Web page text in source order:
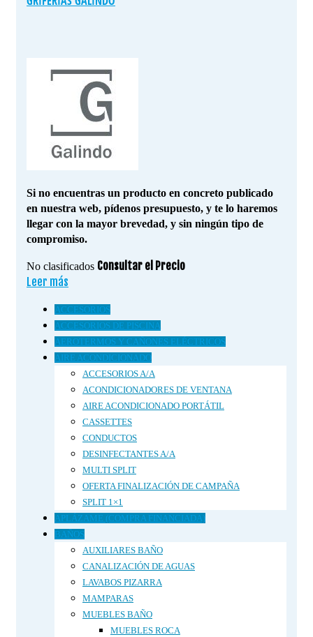
Si no encuentras un producto en concreto publicado
en nuestra web, pídenos presupuesto, y te lo haremos
llegar con la mayor brevedad, y sin ningún tipo de
compromiso.
No clasificados Consultar el Precio
Leer más
ACCESORIOS
ACCESORIOS DE PISCINA
AEROTERMOS Y CAÑONES ELÉCTRICOS
AIRE ACONDICIONADO
ACCESORIOS A/A
ACONDICIONADORES DE VENTANA
AIRE ACONDICIONADO PORTÁTIL
CASSETTES
CONDUCTOS
DESINFECTANTES A/A
MULTI SPLIT
OFERTA FINALIZACIÓN DE CAMPAÑA
SPLIT 1×1
APLÁZAME (COMPRA FINANCIADA)
BAÑOS
AUXILIARES BAÑO
CANALIZACIÓN DE AGUAS
LAVABOS PIZARRA
MAMPARAS
MUEBLES BAÑO
MUEBLES ROCA